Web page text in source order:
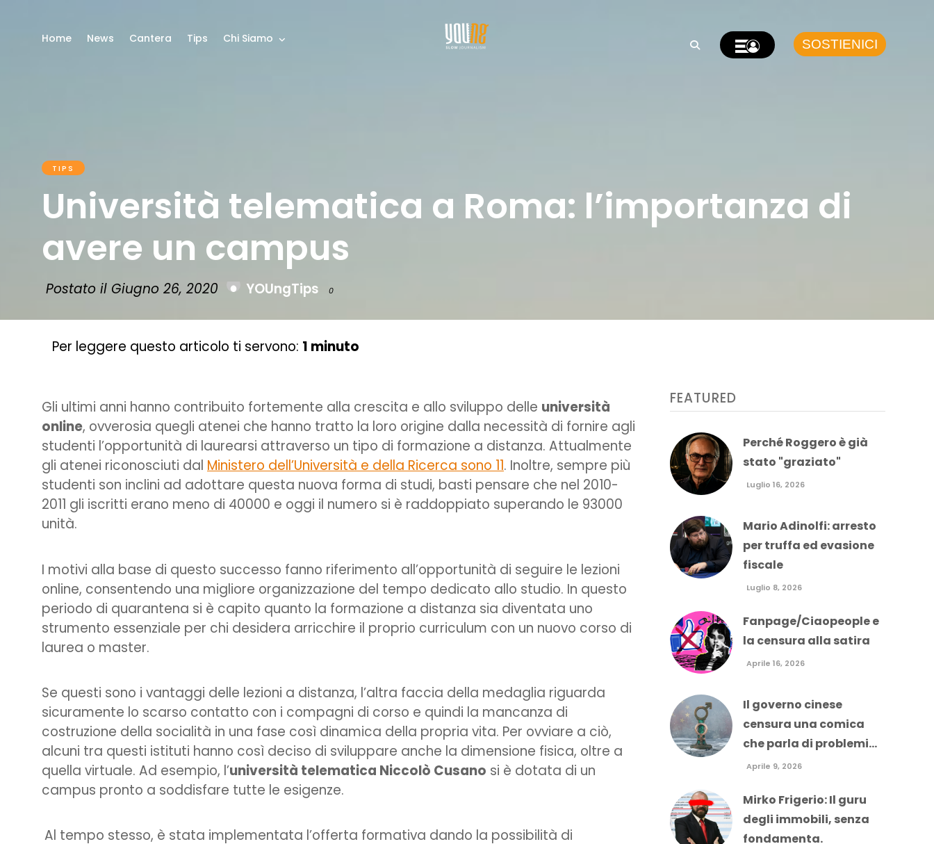
Home News Cantera Tips Chi Siamo SOSTIENICI
TIPS
Università telematica a Roma: l’importanza di
avere un campus
Postato il Giugno 26, 2020 YOUngTips 0
Per leggere questo articolo ti servono: 1 minuto
Gli ultimi anni hanno contribuito fortemente alla crescita e allo sviluppo delle università
online, ovverosia quegli atenei che hanno tratto la loro origine dalla necessità di fornire agli
studenti l’opportunità di laurearsi attraverso un tipo di formazione a distanza. Attualmente
gli atenei riconosciuti dal Ministero dell’Università e della Ricerca sono 11. Inoltre, sempre più
studenti son inclini ad adottare questa nuova forma di studi, basti pensare che nel 2010-
2011 gli iscritti erano meno di 40000 e oggi il numero si è raddoppiato superando le 93000
unità.
I motivi alla base di questo successo fanno riferimento all’opportunità di seguire le lezioni
online, consentendo una migliore organizzazione del tempo dedicato allo studio. In questo
periodo di quarantena si è capito quanto la formazione a distanza sia diventata uno
strumento essenziale per chi desidera arricchire il proprio curriculum con un nuovo corso di
laurea o master.
Se questi sono i vantaggi delle lezioni a distanza, l’altra faccia della medaglia riguarda
sicuramente lo scarso contatto con i compagni di corso e quindi la mancanza di
costruzione della socialità in una fase così dinamica della propria vita. Per ovviare a ciò,
alcuni tra questi istituti hanno così deciso di sviluppare anche la dimensione fisica, oltre a
quella virtuale. Ad esempio, l’università telematica Niccolò Cusano si è dotata di un
campus pronto a soddisfare tutte le esigenze.
Al tempo stesso, è stata implementata l’offerta formativa dando la possibilità di
FEATURED
Perché Roggero è già
stato "graziato"
Luglio 16, 2026
Mario Adinolfi: arresto
per truffa ed evasione
fiscale
Luglio 8, 2026
Fanpage/Ciaopeople e
la censura alla satira
Aprile 16, 2026
Il governo cinese
censura una comica
che parla di problemi...
Aprile 9, 2026
Mirko Frigerio: Il guru
degli immobili, senza
fondamenta.